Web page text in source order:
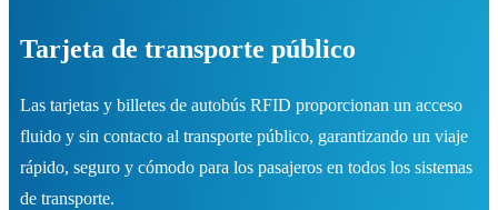
Tarjeta de transporte público
Las tarjetas y billetes de autobús RFID proporcionan un acceso
fluido y sin contacto al transporte público, garantizando un viaje
rápido, seguro y cómodo para los pasajeros en todos los sistemas
de transporte.